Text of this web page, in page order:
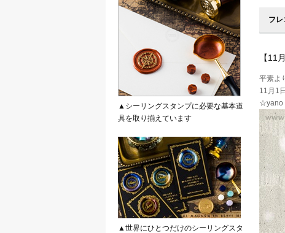
フ
【11
平素よ
11月1
☆yano
▲シーリングスタンプに必要な基本道
具を取り揃えています
▲世界にひとつだけのシーリングスタ